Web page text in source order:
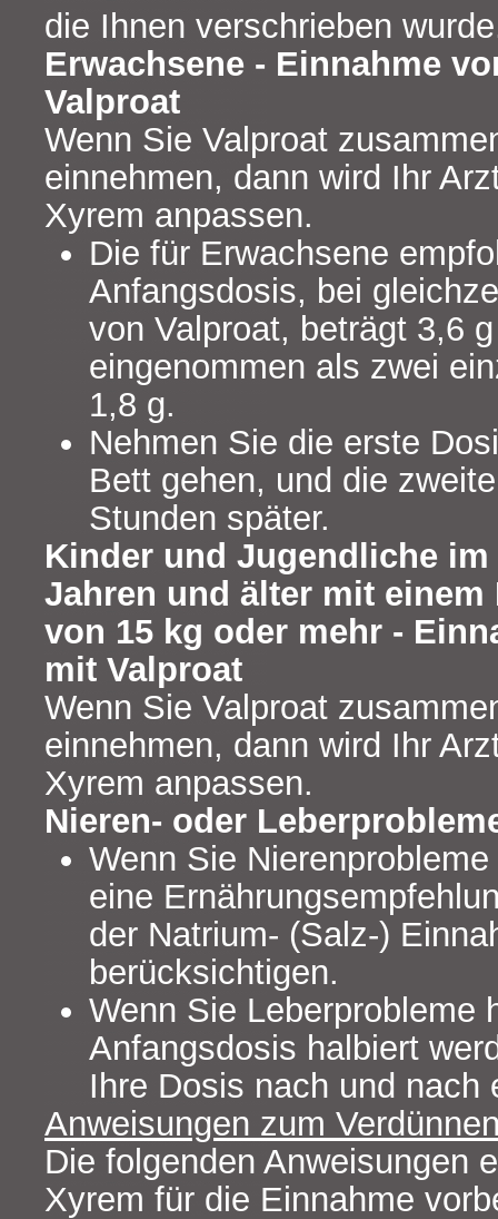
die Ihnen verschrieben
Erwachsene - Einnahme
Valproat
Wenn Sie Valproat
einnehmen, dann wird Ihr
Xyrem anpassen.
Die für Erwachsene
Anfangsdosis, bei
von Valproat, beträgt 3,6
eingenommen als zwei
1,8 g.
Nehmen Sie die erste
Bett gehen, und die
Stunden später.
Kinder und Jugendliche
Jahren und älter mit
von 15 kg oder mehr -
mit Valproat
Wenn Sie Valproat
einnehmen, dann wird Ihr
Xyrem anpassen.
Nieren- oder
Wenn Sie
eine
der Natrium- (Salz-)
berücksichtigen.
Wenn Sie Leberprobleme
Anfangsdosis halbiert
Ihre Dosis nach und nach
Anweisungen zum
Die folgenden Anweisungen
Xyrem für die Einnahme